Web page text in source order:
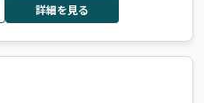
詳細を見る